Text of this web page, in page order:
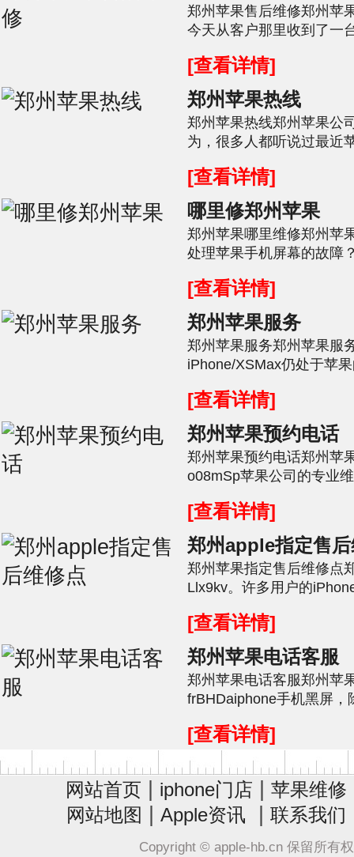
郑州苹果售后维修郑州苹
今天从客户那里收到了一
[查看详情]
郑州苹果热线
郑州苹果热线郑州苹果公
为，很多人都听说过最近
[查看详情]
哪里修郑州苹果
郑州苹果哪里维修郑州苹
处理苹果手机屏幕的故障
[查看详情]
郑州苹果服务
郑州苹果服务郑州苹果服
iPhone/XSMax仍处于苹
[查看详情]
郑州苹果预约电话
郑州苹果预约电话郑州苹
o08mSp苹果公司的专业
[查看详情]
郑州apple指定售
郑州苹果指定售后维修点
Llx9kv。许多用户的
[查看详情]
郑州苹果电话客服
郑州苹果电话客服郑州苹
frBHDaiphone手机黑屏，
[查看详情]
网站首页 iphone门店 苹果维修
网站地图 Apple资讯 联系我们
Copyright © apple-hb.cn 保留所有